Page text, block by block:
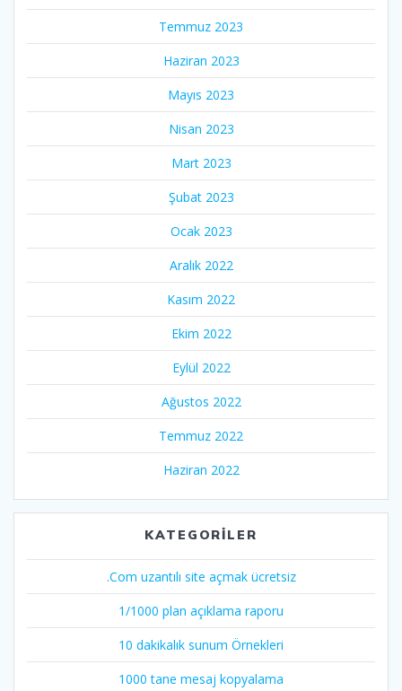
Temmuz 2023
Haziran 2023
Mayıs 2023
Nisan 2023
Mart 2023
Şubat 2023
Ocak 2023
Aralık 2022
Kasım 2022
Ekim 2022
Eylül 2022
Ağustos 2022
Temmuz 2022
Haziran 2022
KATEGORILER
.Com uzantılı site açmak ücretsiz
1/1000 plan açıklama raporu
10 dakikalık sunum Örnekleri
1000 tane mesaj kopyalama